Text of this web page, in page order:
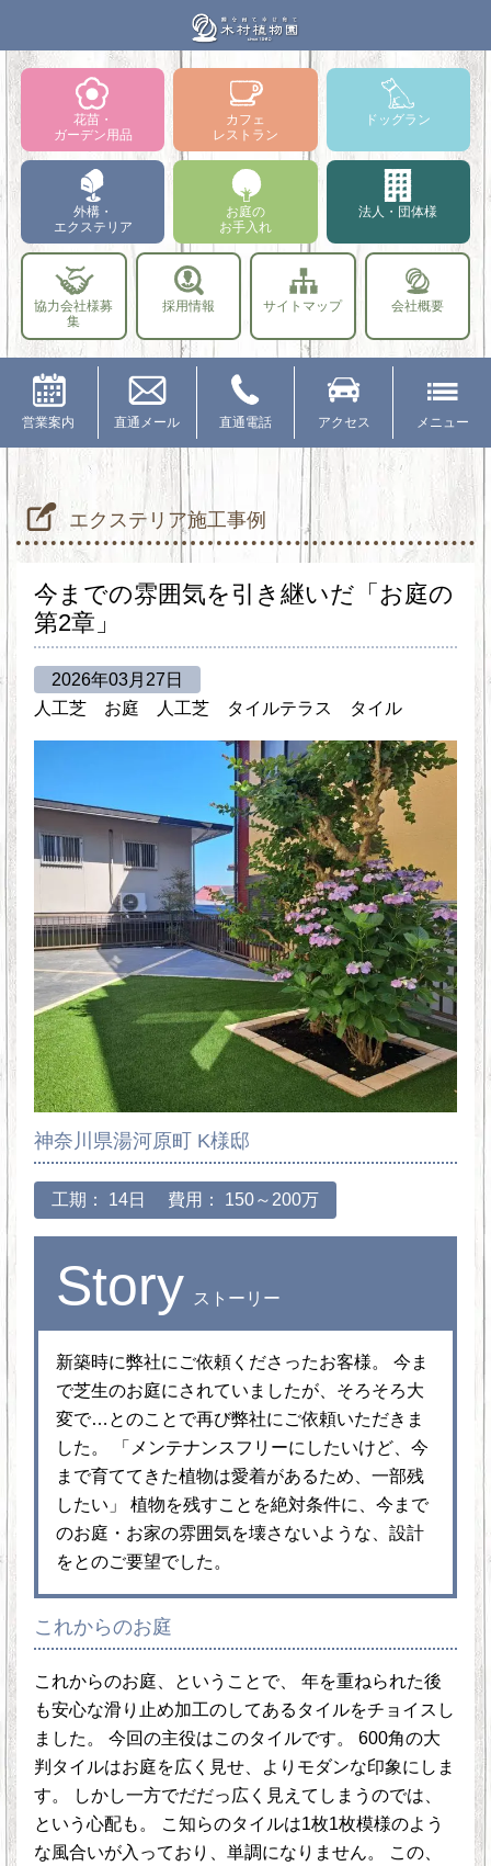
花苗・
ガーデン用品
カフェ
レストラン
ドッグラン
外構・
エクステリア
お庭の
お手入れ
法人・団体様
協力会社様募
集
採用情報 サイトマップ 会社概要
営業案内 直通メール 直通電話 アクセス メニュー
エクステリア施工事例
今までの雰囲気を引き継いだ「お庭の
第2章」
2026年03月27日
人工芝
お庭 人工芝 タイルテラス タイル
神奈川県湯河原町 K様邸
工期： 14日 費用： 150～200万
Story ストーリー
新築時に弊社にご依頼くださったお客様。 今ま
で芝生のお庭にされていましたが、そろそろ大
変で…とのことで再び弊社にご依頼いただきま
した。 「メンテナンスフリーにしたいけど、今
まで育ててきた植物は愛着があるため、一部残
したい」 植物を残すことを絶対条件に、今まで
のお庭・お家の雰囲気を壊さないような、設計
をとのご要望でした。
これからのお庭
これからのお庭、ということで、 年を重ねられた後
も安心な滑り止め加工のしてあるタイルをチョイスし
ました。 今回の主役はこのタイルです。 600角の大
判タイルはお庭を広く見せ、よりモダンな印象にしま
す。 しかし一方でだだっ広く見えてしまうのでは、
という心配も。 こ知らのタイルは1枚1枚模様のよう
な風合いが入っており、単調になりません。 この、